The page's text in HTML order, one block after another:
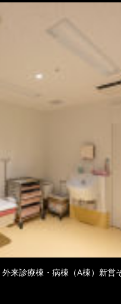
来診療棟・病棟（A棟）新営